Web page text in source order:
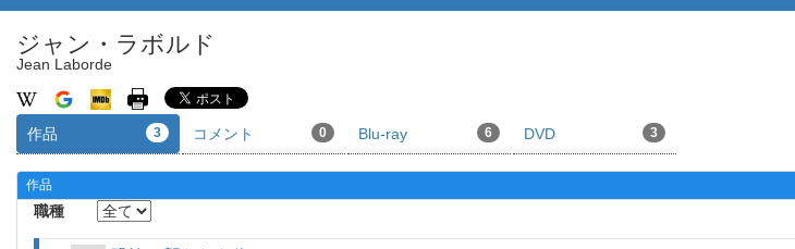
ジャン・ラボルド
Jean Laborde
作品 3 コメント 0 Blu-ray 6 DVD 3
作品
職種